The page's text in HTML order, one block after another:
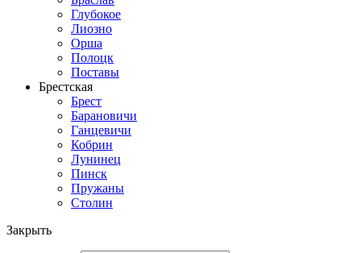
Глубокое
Лиозно
Орша
Полоцк
Поставы
Брестская
Брест
Барановичи
Ганцевичи
Кобрин
Лунинец
Пинск
Пружаны
Столин
Закрыть